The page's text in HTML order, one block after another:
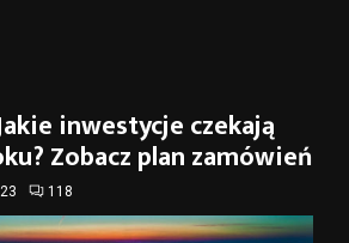
inwestycje czekają
Zobacz plan zamówień
118